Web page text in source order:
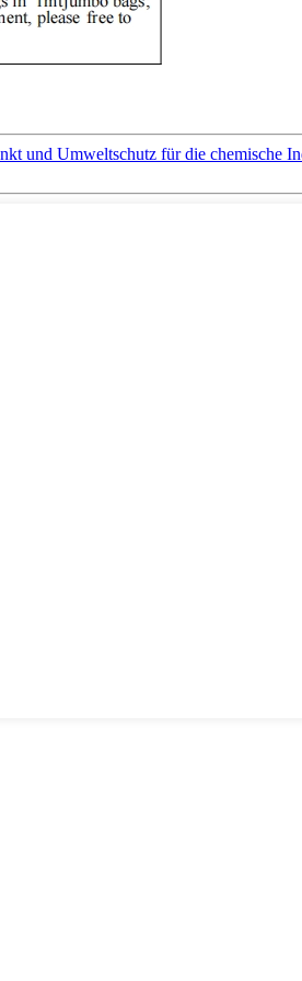
und Umweltschutz für die chemische